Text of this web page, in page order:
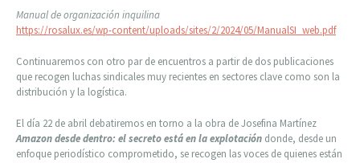
Manual de organización inquilina
https://rosalux.es/wp-content/uploads/sites/2/2024/05/ManualSI_web.pdf
Continuaremos con otro par de encuentros a partir de dos publicaciones
que recogen luchas sindicales muy recientes en sectores clave como son la
distribución y la logística.
El día 22 de abril debatiremos en torno a la obra de Josefina Martínez
Amazon desde dentro: el secreto está en la explotación donde, desde un
enfoque periodístico comprometido, se recogen las voces de quienes están